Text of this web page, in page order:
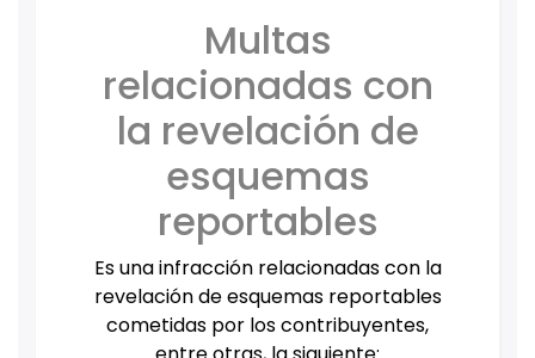
Multas
relacionadas con
la revelación de
esquemas
reportables
Es una infracción relacionadas con la
revelación de esquemas reportables
cometidas por los contribuyentes,